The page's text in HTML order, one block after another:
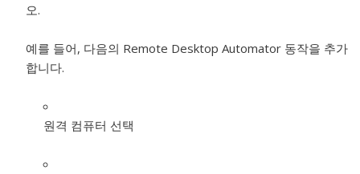
오.
예를 들어, 다음의 Remote Desktop Automator 동작을 추가
합니다.
원격 컴퓨터 선택